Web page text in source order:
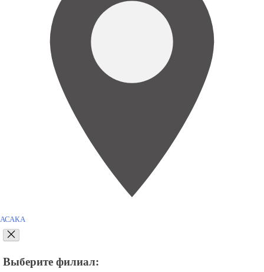
АСАКА
Выберите филиал: